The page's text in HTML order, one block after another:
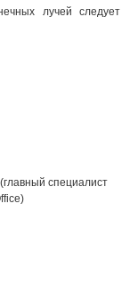
лучей следует
специалист